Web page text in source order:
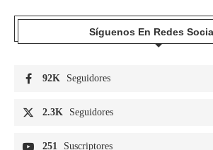
Síguenos En Redes
92K Seguidores
2.3K Seguidores
251 Suscriptores